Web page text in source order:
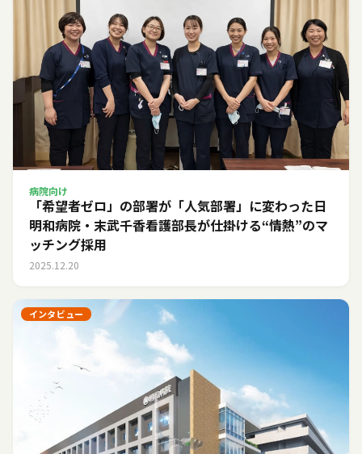
病院向け
「希望者ゼロ」の部署が「人気部署」に変わった日――
明和病院・末武千香看護部長が仕掛ける“情熱”のマ
ッチング採用
2025.12.20
インタビュー